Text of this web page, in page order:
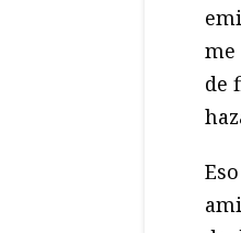
me
de